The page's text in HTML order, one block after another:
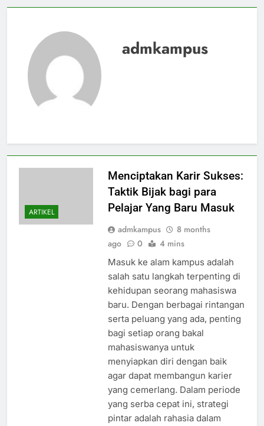
admkampus
ARTIKEL
Menciptakan Karir Sukses:
Taktik Bijak bagi para
Pelajar Yang Baru Masuk
admkampus
8 months
ago
0 4 mins
Masuk ke alam kampus adalah
salah satu langkah terpenting di
kehidupan seorang mahasiswa
baru. Dengan berbagai rintangan
serta peluang yang ada, penting
bagi setiap orang bakal
mahasiswanya untuk
menyiapkan diri dengan baik
agar dapat membangun karier
yang cemerlang. Dalam periode
yang serba cepat ini, strategi
pintar adalah rahasia dalam